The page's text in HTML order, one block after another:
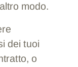
modo.
dei tuoi
o